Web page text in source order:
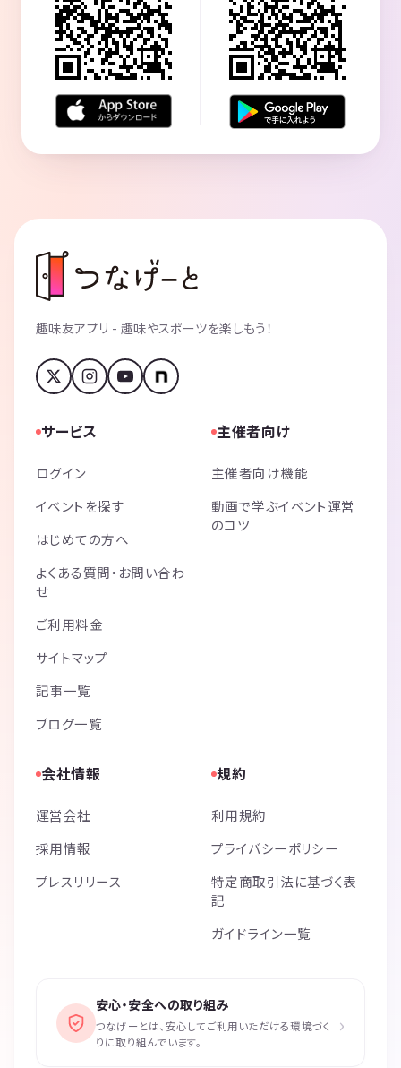
趣味友アプリ - 趣味やスポーツを楽しもう！
サービス
ログイン
イベントを探す
はじめての方へ
よくある質問・お問い合わ
せ
ご利用料金
サイトマップ
記事一覧
ブログ一覧
主催者向け
主催者向け機能
動画で学ぶイベント運営
のコツ
会社情報
運営会社
採用情報
プレスリリース
規約
利用規約
プライバシーポリシー
特定商取引法に基づく表
記
ガイドライン一覧
安心・安全への取り組み
つなげーとは、安心してご利用いただける環境づく
りに取り組んでいます。
›